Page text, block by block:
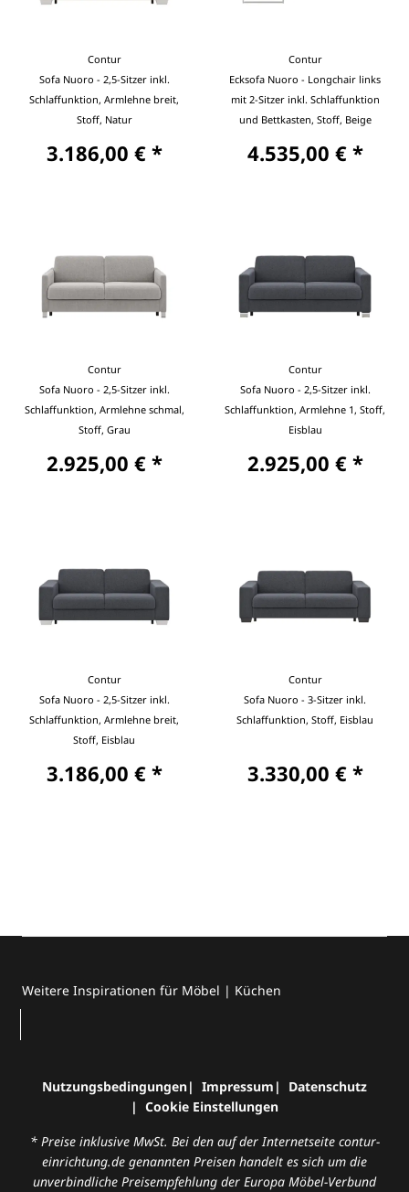
Contur
Sofa Nuoro - 2,5-Sitzer inkl.
Schlaffunktion, Armlehne breit,
Stoff, Natur
3.186,00 € *
Contur
Ecksofa Nuoro - Longchair links
mit 2-Sitzer inkl. Schlaffunktion
und Bettkasten, Stoff, Beige
4.535,00 € *
Contur
Sofa Nuoro - 2,5-Sitzer inkl.
Schlaffunktion, Armlehne schmal,
Stoff, Grau
2.925,00 € *
Contur
Sofa Nuoro - 2,5-Sitzer inkl.
Schlaffunktion, Armlehne 1, Stoff,
Eisblau
2.925,00 € *
Contur
Sofa Nuoro - 2,5-Sitzer inkl.
Schlaffunktion, Armlehne breit,
Stoff, Eisblau
3.186,00 € *
Contur
Sofa Nuoro - 3-Sitzer inkl.
Schlaffunktion, Stoff, Eisblau
3.330,00 € *
Weitere Inspirationen für Möbel | Küchen
Nutzungsbedingungen Impressum
Datenschutz
Cookie Einstellungen
* Preise inklusive MwSt. Bei den auf der Internetseite contur-
einrichtung.de genannten Preisen handelt es sich um die
unverbindliche Preisempfehlung der Europa Möbel-Verbund